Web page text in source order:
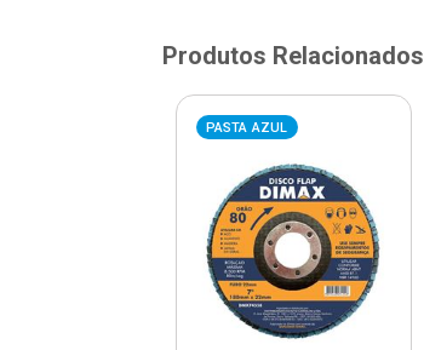
Produtos Relacionados
PASTA AZUL